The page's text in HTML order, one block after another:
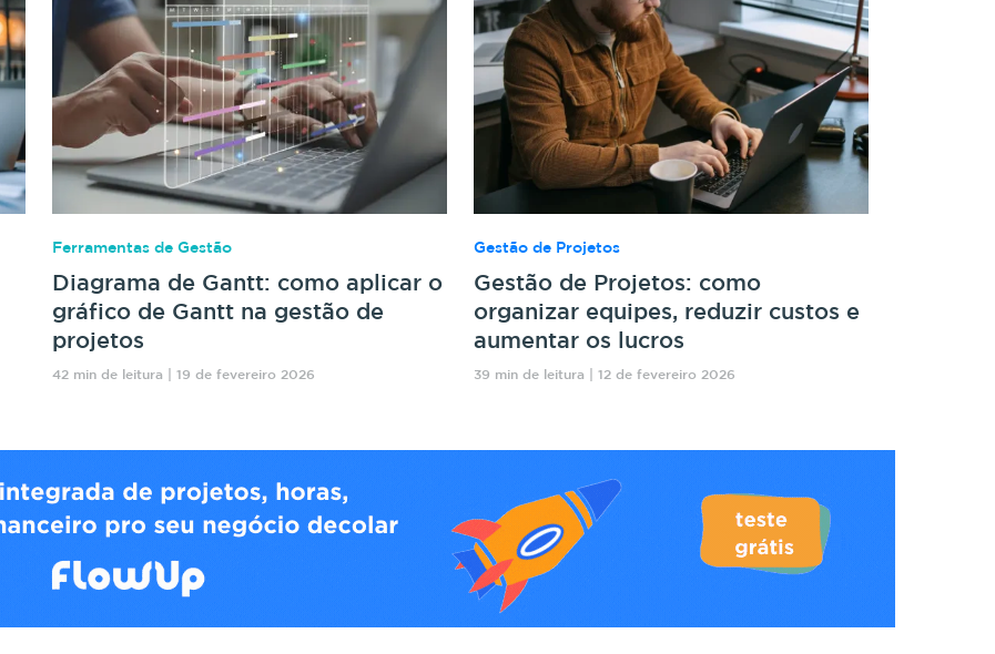
Ferramentas de Gestão
Diagrama de Gantt: como aplicar o
gráfico de Gantt na gestão de
projetos
42 min de leitura | 19 de fevereiro 2026
Gestão de Projetos
Gestão de Projetos: como
organizar equipes, reduzir custos e
aumentar os lucros
39 min de leitura | 12 de fevereiro 2026